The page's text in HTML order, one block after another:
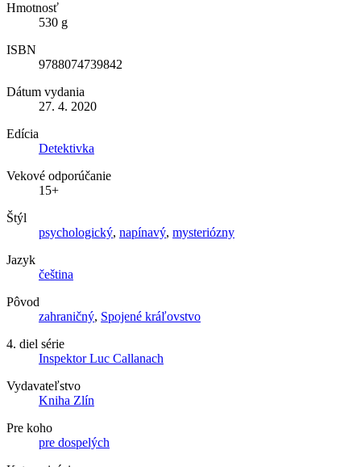
Hmotnosť
530 g
ISBN
9788074739842
Dátum vydania
27. 4. 2020
Edícia
Detektivka
Vekové odporúčanie
15+
Štýl
psychologický, napínavý, mysteriózny
Jazyk
čeština
Pôvod
zahraničný, Spojené kráľovstvo
4. diel série
Inspektor Luc Callanach
Vydavateľstvo
Kniha Zlín
Pre koho
pre dospelých